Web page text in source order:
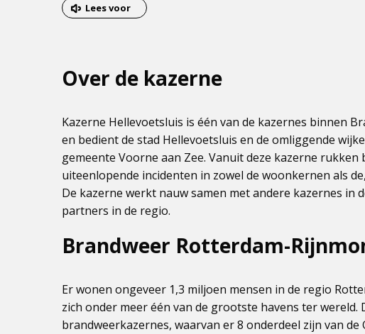
het
Lees voor
Over de kazerne
Kazerne Hellevoetsluis is één van de kazernes binnen
en bedient de stad Hellevoetsluis en de omliggende
gemeente Voorne aan Zee. Vanuit deze kazerne
uiteenlopende incidenten in zowel de woonkernen als
De kazerne werkt nauw samen met andere kazernes in
partners in de regio.
Brandweer Rotterdam-
Er wonen ongeveer 1,3 miljoen mensen in de regio
zich onder meer één van de grootste havens ter wereld.
brandweerkazernes, waarvan er 8 onderdeel zijn van